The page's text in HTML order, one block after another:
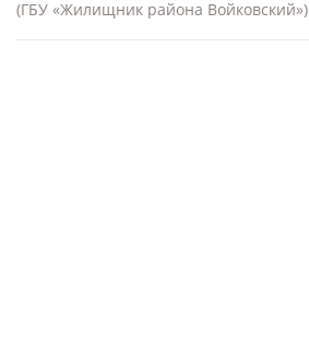
(ГБУ «Жилищник района Войковский»)